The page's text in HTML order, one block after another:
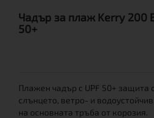
Чадър за плаж Kerry 200
50+
Плажен чадър с UPF 50+ защита
слънцето, ветро- и
на основната тръба от корозия.